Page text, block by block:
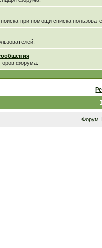
при помощи списка
форума.
Форум